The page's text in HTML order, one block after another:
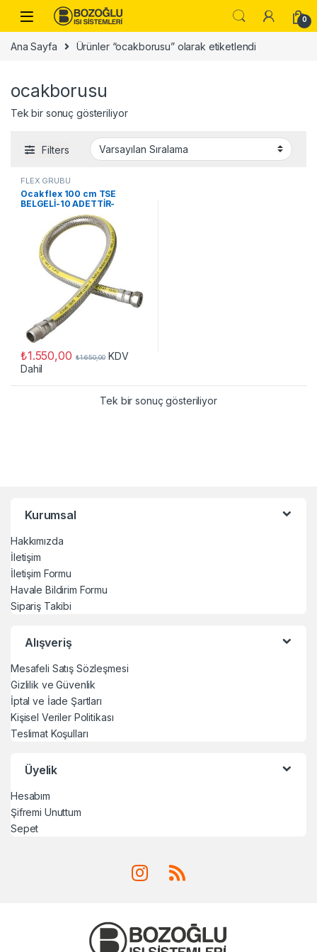
Skip to navigation
Skip to content
0
Ana Sayfa Ürünler “ocakborusu” olarak etiketlendi
ocakborusu
Tek bir sonuç gösteriliyor
Filters
FLEX GRUBU
Ocak flex 100 cm TSE
BELGELİ-10 ADETTİR-
₺1.550,00 ₺1.650,00 KDV
Dahil
Tek bir sonuç gösteriliyor
Kurumsal
Hakkımızda
İletişim
İletişim Formu
Havale Bildirim Formu
Sipariş Takibi
Alışveriş
Mesafeli Satış Sözleşmesi
Gizlilik ve Güvenlik
İptal ve İade Şartları
Kişisel Veriler Politikası
Teslimat Koşulları
Üyelik
Hesabım
Şifremi Unuttum
Sepet